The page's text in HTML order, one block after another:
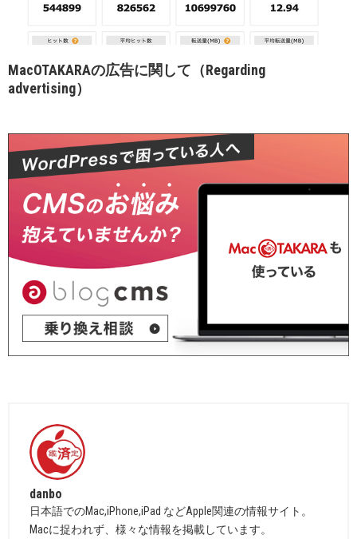
MacOTAKARAの広告に関して（Regarding
advertising）
danbo
日本語でのMac,iPhone,iPad などApple関連の情報サイト。
Macに捉われず、様々な情報を掲載しています。